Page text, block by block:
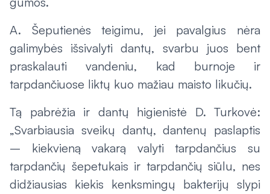
A. Šeputienės teigimu, jei pavalgius nėra
galimybės išsivalyti dantų, svarbu juos bent
praskalauti vandeniu, kad burnoje ir
tarpdančiuose liktų kuo mažiau maisto likučių.
Tą pabrėžia ir dantų higienistė D. Turkovė:
„Svarbiausia sveikų dantų, dantenų paslaptis
– kiekvieną vakarą valyti tarpdančius su
tarpdančių šepetukais ir tarpdančių siūlu, nes
didžiausias kiekis kenksmingų bakterijų slypi